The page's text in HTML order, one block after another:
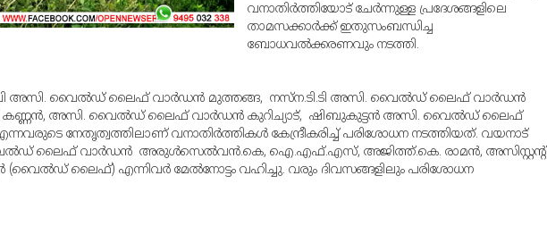
വനാതിര്‍ത്തിയോട് ചേര്‍ന്നുള്ള പ്രദേശങ്ങളിലെ
താമസക്കാര്‍ക്ക് ഇതുസംബന്ധിച്ച
ബോധവല്‍ക്കരണവും നടത്തി.
അസി. വൈല്‍ഡ് ലൈഫ് വാര്‍ഡന്‍ മുത്തങ്ങ, നസ്‌ന.ടി.ടി അസി. വൈല്‍ഡ് ലൈഫ് വാര്‍ഡന്‍
കണ്ണന്‍, അസി. വൈല്‍ഡ് ലൈഫ് വാര്‍ഡന്‍ കുറിച്യാട്, ഷിബുകുട്ടന്‍ അസി. വൈല്‍ഡ് ലൈഫ്
നേതൃത്വത്തിലാണ് വനാതിര്‍ത്തികള്‍ കേന്ദ്രീകരിച്ച് പരിശോധന നടത്തിയത്. വയനാട്
വൈല്‍ഡ് ലൈഫ് വാര്‍ഡന്‍ അരുള്‍സെല്‍വന്‍.കെ, ഐ.എഫ്.എസ്, അജിത്ത്.കെ. രാമന്‍, അസിസ്റ്റന്റ്
(വൈല്‍ഡ് ലൈഫ്) എന്നിവര്‍ മേല്‍നോട്ടം വഹിച്ചു. വരും ദിവസങ്ങളിലും പരിശോധന